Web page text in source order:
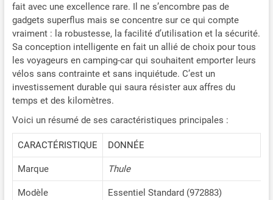
fait avec une excellence rare. Il ne s’encombre pas de
gadgets superflus mais se concentre sur ce qui compte
vraiment : la robustesse, la facilité d’utilisation et la sécurité.
Sa conception intelligente en fait un allié de choix pour tous
les voyageurs en camping-car qui souhaitent emporter leurs
vélos sans contrainte et sans inquiétude. C’est un
investissement durable qui saura résister aux affres du
temps et des kilomètres.
Voici un résumé de ses caractéristiques principales :
CARACTÉRISTIQUE DONNÉE
Marque Thule
Modèle Essentiel Standard (972883)